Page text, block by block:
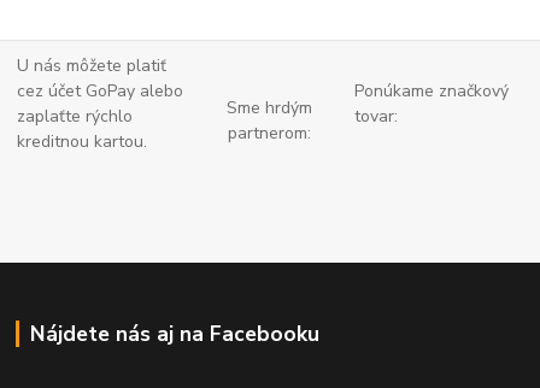
U nás môžete platiť
cez účet GoPay alebo
zaplaťte rýchlo
kreditnou kartou.
Sme hrdým
partnerom:
Ponúkame značkový
tovar:
Nájdete nás aj na Facebooku